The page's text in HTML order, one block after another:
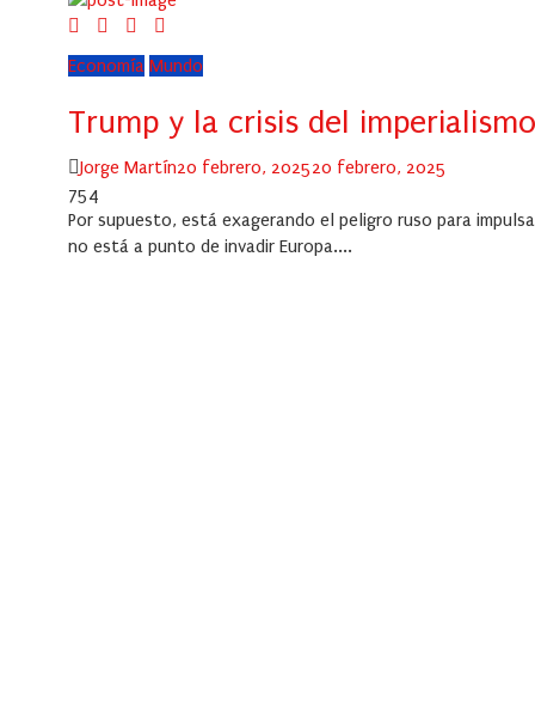
Economía Mundo
Trump y la crisis del
Author
Jorge MartínPosted
20 febrero, 202520 febrero, 2025
754
Por supuesto, está exagerando el peligro ruso para
no está a punto de invadir Europa....